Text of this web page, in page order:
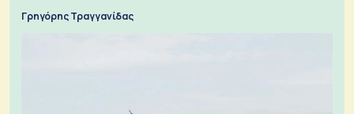
Γρηγόρης Τραγγανίδας